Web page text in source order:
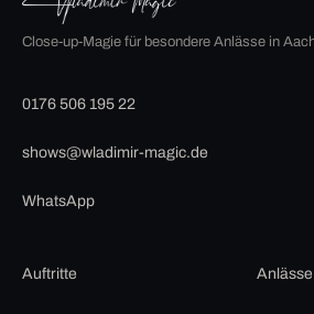
Close-up-Magie für besondere Anlässe in
0176 506 195 22
shows@wladimir-magic.de
WhatsApp
Auftritte Anlässe